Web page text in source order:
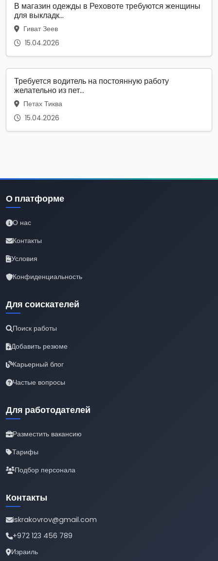
В магазин одежды в Реховоте требуются женщины
для выкладк...
Гиват Зеев
15.04.2026
Требуется водитель на постоянную работу
желательно из пет...
Петах Тиква
15.04.2026
О платформе
О нас
Контакты
Условия
Конфиденциальность
Для соискателей
Поиск работы
Добавить резюме
Карьерный блог
Частые вопросы
Для работодателей
Разместить вакансию
Тарифы
Подбор персонала
Контакты
iskrakovrov@gmail.com
+972 123 456 789
Израиль